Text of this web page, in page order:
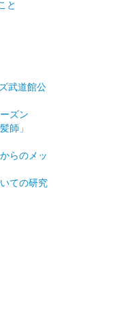
と
武道館公
ズン
師」
らのメッ
ての研究